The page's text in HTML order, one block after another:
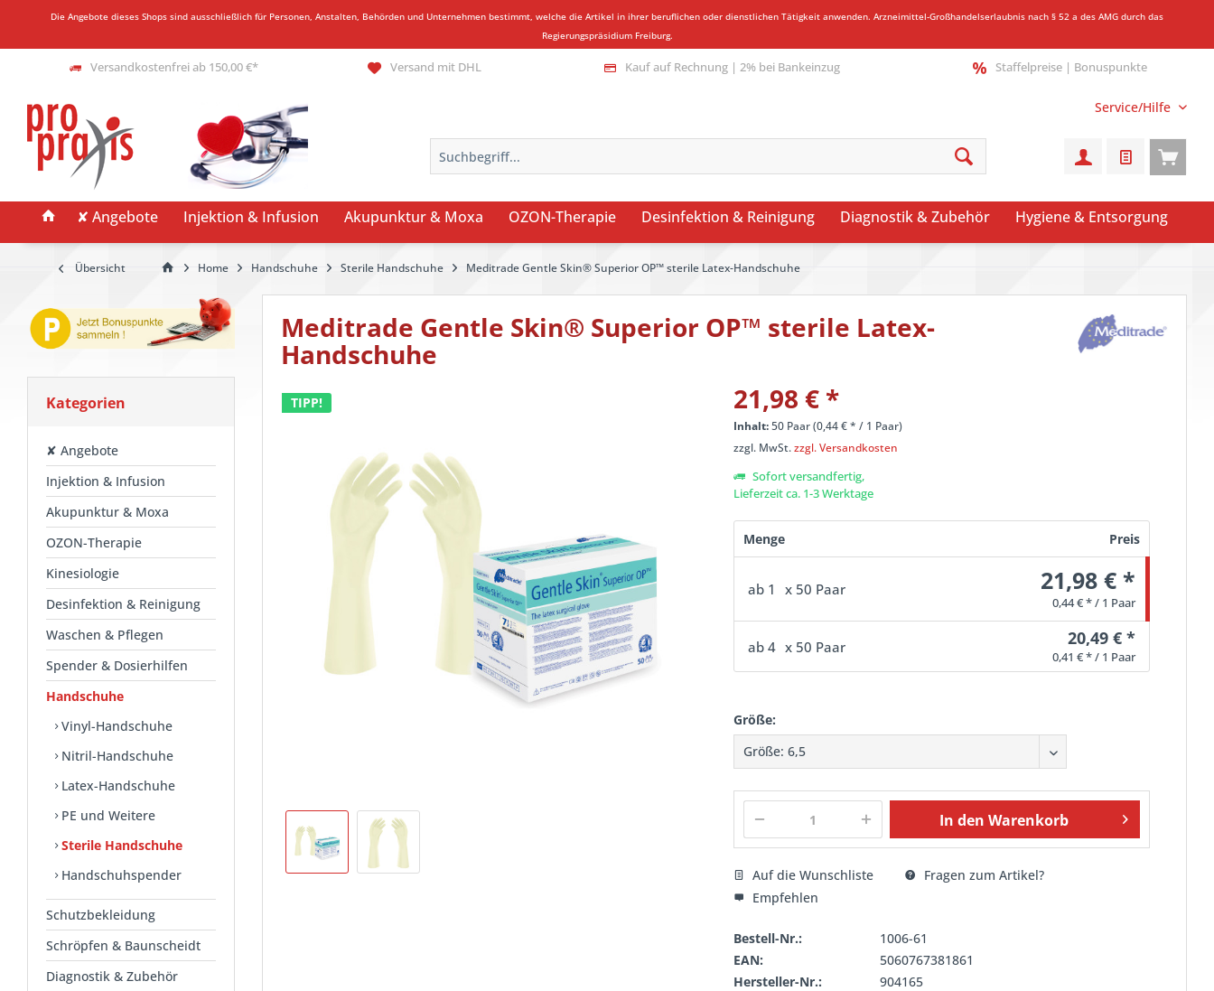
Die Angebote dieses Shops sind ausschließlich für Personen, Anstalten, Behörden und Unternehmen bestimmt, welche die Artikel in ihrer beruflichen oder dienstlichen Tätigkeit anwenden. Arzneimittel-Großhandelserlaubnis nach § 52 a des AMG durch das
Regierungspräsidium Freiburg.
Versandkostenfrei ab 150,00 €* Versand mit DHL Kauf auf Rechnung | 2% bei Bankeinzug Staffelpreise | Bonuspunkte
Service/Hilfe
✘ Angebote Injektion & Infusion Akupunktur & Moxa OZON-Therapie Desinfektion & Reinigung Diagnostik & Zubehör Hygiene & Entsorgung
Übersicht Home Handschuhe Sterile Handschuhe Meditrade Gentle Skin® Superior OP™ sterile Latex-Handschuhe
Kategorien
✘ Angebote
Injektion & Infusion
Akupunktur & Moxa
OZON-Therapie
Kinesiologie
Desinfektion & Reinigung
Waschen & Pflegen
Spender & Dosierhilfen
Handschuhe
Vinyl-Handschuhe
Nitril-Handschuhe
Latex-Handschuhe
PE und Weitere
Sterile Handschuhe
Handschuhspender
Schutzbekleidung
Schröpfen & Baunscheidt
Diagnostik & Zubehör
Meditrade Gentle Skin® Superior OP™ sterile Latex-
Handschuhe
TIPP! 21,98 €*
Inhalt:50 Paar (0,44 €* / 1 Paar)
zzgl. MwSt.zzgl. Versandkosten
Sofort versandfertig,
Lieferzeit ca. 1-3 Werktage
Menge Preis
ab 1 x 50 Paar 21,98 € *
0,44 € * / 1 Paar
ab 4 x 50 Paar 20,49 € *
0,41 € * / 1 Paar
Größe:
In den Warenkorb
Auf die Wunschliste
Fragen zum Artikel?
Empfehlen
Bestell-Nr.:
1006-61
EAN:
5060767381861
Hersteller-Nr.:
904165